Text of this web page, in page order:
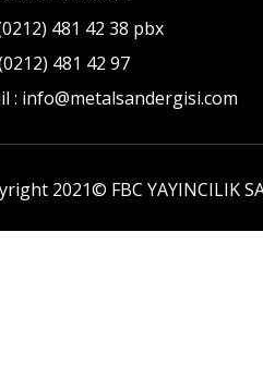
481 42 38 pbx
481 42 97
: info@metalsandergisi.com
2021© FBC YAYINCILIK